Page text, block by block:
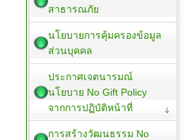
สาธารณภัย
นโยบายการคุ้มครองข้อมูล
ส่วนบุคคล
ประกาศเจตนารมณ์
นโยบาย No Gift Policy
จากการปฏิบัติหน้าที่
การสร้างวัฒนธรรม No